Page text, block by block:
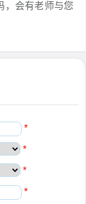
，会有老师与您
*
*
*
*